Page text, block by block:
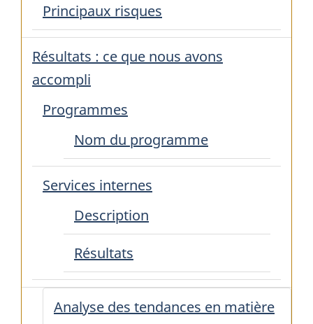
Principaux risques
Résultats : ce que nous avons
accompli
Programmes
Nom du programme
Services internes
Description
Résultats
Analyse des tendances en matière